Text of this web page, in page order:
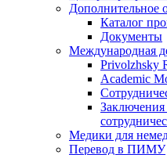
Дополнительное
Каталог
Документы
Международная
Privolzhsky
Academic
Медики для
Перевод в ПИМУ